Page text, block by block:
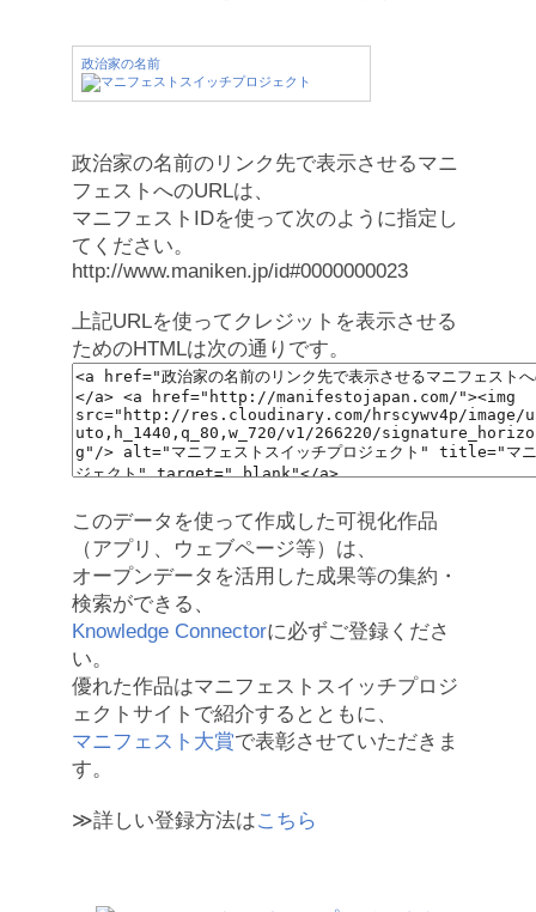
政治家の名前
政治家の名前のリンク先で表示させるマニ
フェストへのURLは、
マニフェストIDを使って次のように指定し
てください。
http://www.maniken.jp/id#0000000023
上記URLを使ってクレジットを表示させる
ためのHTMLは次の通りです。
このデータを使って作成した可視化作品
（アプリ、ウェブページ等）は、
オープンデータを活用した成果等の集約・
検索ができる、
Knowledge Connectorに必ずご登録くださ
い。
優れた作品はマニフェストスイッチプロジ
ェクトサイトで紹介するとともに、
マニフェスト大賞で表彰させていただきま
す。
≫詳しい登録方法はこちら